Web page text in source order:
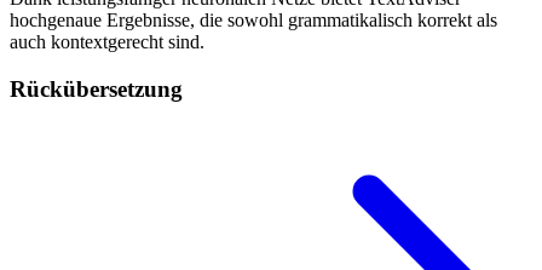
hochgenaue Ergebnisse, die sowohl grammatikalisch korrekt als
auch kontextgerecht sind.
Rückübersetzung